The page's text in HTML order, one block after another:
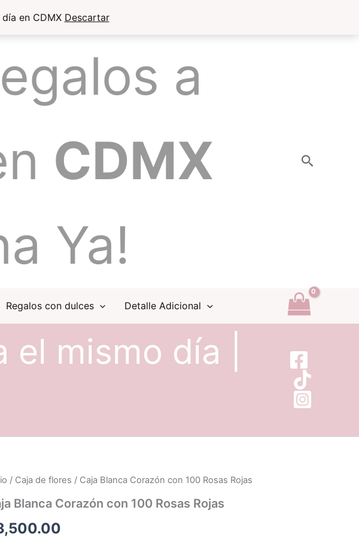
en CDMX Descartar
a
CDMX
Ya!
Buscar
Regalos con dulces Detalle Adicional
mismo día |
/ Caja de flores / Caja Blanca Corazón con 100 Rosas Rojas
Blanca Corazón con 100 Rosas Rojas